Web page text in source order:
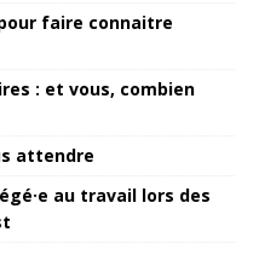
faire connaitre
: et vous, combien
attendre
au travail lors des